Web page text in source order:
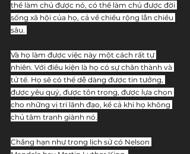
thể làm chủ được nó, có thể làm chủ được đời
sống xã hội của họ, cả về chiều rộng lẫn chiều
sâu.
Và họ làm được việc này một cách rất tự
nhiên. Với điều kiện là họ có sự chân thành và
tử tế. Họ sẽ có thể dễ dàng được tin tưởng,
được yêu quý, được tôn trọng, được lựa chọn
cho những vị trí lãnh đạo, kể cả khi họ không
chủ tâm tranh giành nó.
Chẳng hạn như trong lịch sử có Nelson